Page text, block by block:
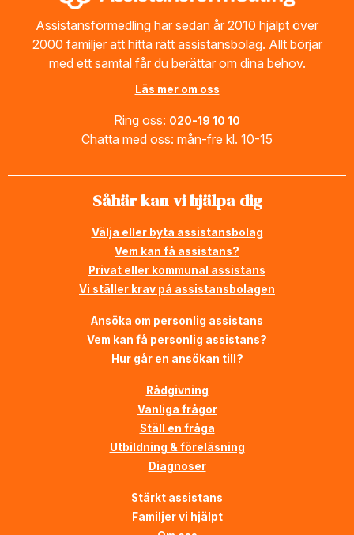
Assistansförmedling har sedan år 2010 hjälpt över
2000 familjer att hitta rätt assistansbolag. Allt börjar
med ett samtal får du berättar om dina behov.
Läs mer om oss
Ring oss: 020-19 10 10
Chatta med oss: mån-fre kl. 10-15
Såhär kan vi hjälpa dig
Välja eller byta assistansbolag
Vem kan få assistans?
Privat eller kommunal assistans
Vi ställer krav på assistansbolagen
Ansöka om personlig assistans
Vem kan få personlig assistans?
Hur går en ansökan till?
Rådgivning
Vanliga frågor
Ställ en fråga
Utbildning & föreläsning
Diagnoser
Stärkt assistans
Familjer vi hjälpt